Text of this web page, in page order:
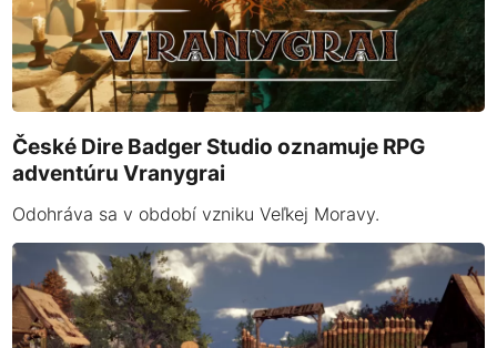
České Dire Badger Studio oznamuje RPG
adventúru Vranygrai
Odohráva sa v období vzniku Veľkej Moravy.